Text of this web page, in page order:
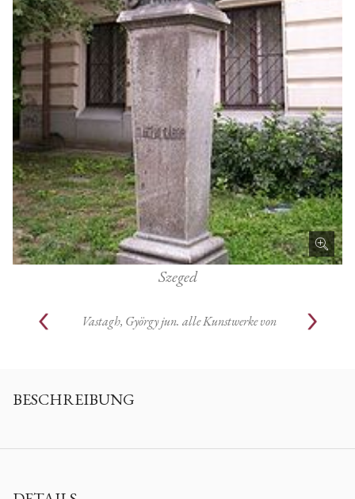
Szeged
Vastagh, György jun. alle Kunstwerke von
BESCHREIBUNG